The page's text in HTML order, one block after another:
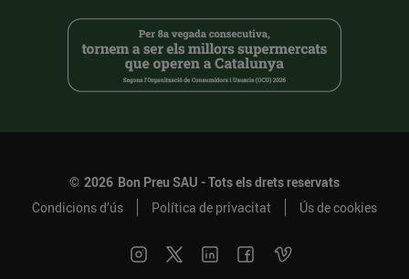
© 2026 Bon Preu SAU - Tots els drets reservats
Condicions d’ús
Política de privacitat Ús de cookies